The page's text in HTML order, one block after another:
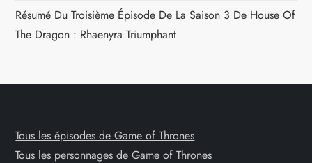
Résumé Du Troisième Épisode De La Saison 3 De House Of
The Dragon : Rhaenyra Triumphant
Tous les épisodes de Game of Thrones
Tous les personnages de Game of Thrones